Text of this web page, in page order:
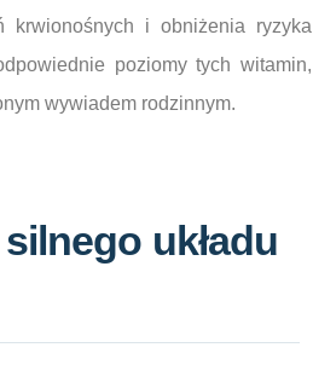
krwionośnych i obniżenia ryzyka
poziomy tych witamin,
wywiadem rodzinnym.
układu